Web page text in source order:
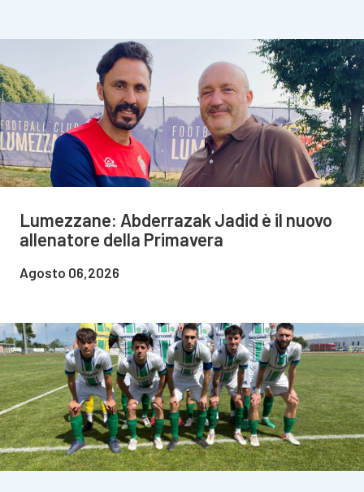
Lumezzane: Abderrazak Jadid è il nuovo
allenatore della Primavera
Agosto 06,2026